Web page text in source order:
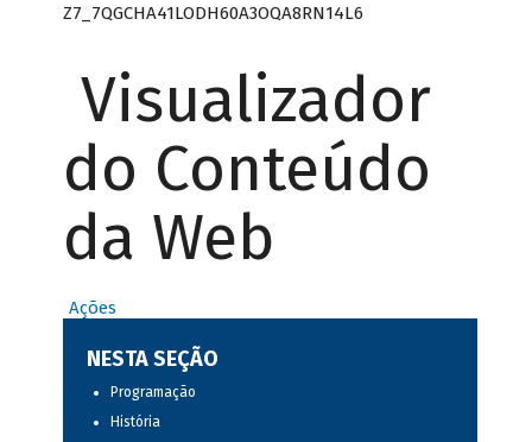
Z7_7QGCHA41LODH60A3OQA8RN14L6
Visualizador
do Conteúdo
da Web
Ações
NESTA SEÇÃO
Programação
História